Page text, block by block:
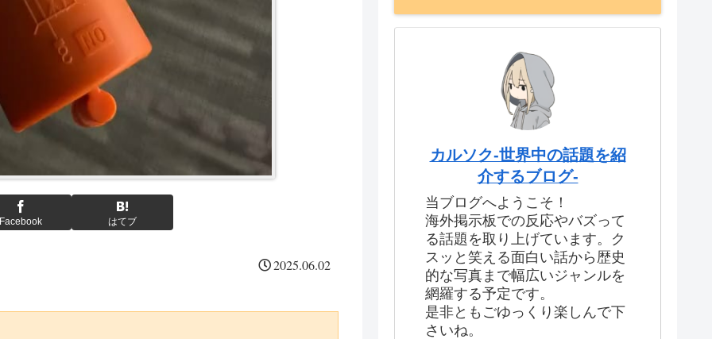
Facebook はてブ
2025.06.02
カルソク-世界中の話題を紹
介するブログ-
当ブログへようこそ！
海外掲示板での反応やバズって
る話題を取り上げています。ク
スッと笑える面白い話から歴史
的な写真まで幅広いジャンルを
網羅する予定です。
是非ともごゆっくり楽しんで下
さいね。